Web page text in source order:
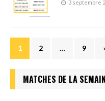
3 septembre
1 2 … 9
MATCHES DE LA